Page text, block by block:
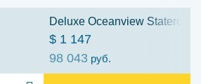
Deluxe Oceanview
$ 1 147
98 043 руб.